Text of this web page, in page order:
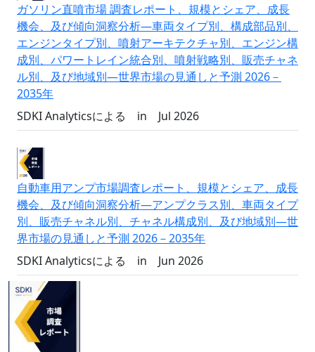
ガソリン直噴市場 調査レポート、規模とシェア、成長
機会、及び傾向洞察分析―車両タイプ別、構成部品別、
エンジンタイプ別、噴射アーキテクチャ別、エンジン構
成別、パワートレイン統合別、噴射戦略別、販売チャネ
ル別、及び地域別―世界市場の見通しと予測 2026－
2035年
SDKI Analyticsによる
in Jul 2026
自動車用アンプ市場調査レポート、規模とシェア、成長
機会、及び傾向洞察分析―アンプクラス別、車両タイプ
別、販売チャネル別、チャネル構成別、及び地域別―世
界市場の見通しと予測 2026－2035年
SDKI Analyticsによる
in Jun 2026